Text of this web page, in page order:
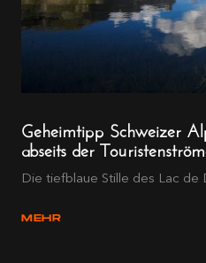
Geheimtipp Schweizer
abseits der
Die tiefblaue Stille des Lac de
MEHR